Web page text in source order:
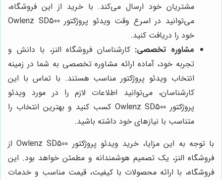
مشتریان خود ارسال می‌کند. با خرید از این فروشگاه،
می‌توانید در اسرع وقت ویدئو پروژکتور Owlenz SD500
خود را دریافت کنید.
مشاوره تخصصی: کارشناسان فروشگاه النز، با دانش و
تجربه خود، آماده ارائه مشاوره تخصصی به شما در زمینه
انتخاب ویدئو پروژکتور مناسب هستند. با تماس با این
کارشناسان، می‌توانید اطلاعات لازم را در مورد ویدئو
پروژکتور Owlenz SD500 کسب کنید و بهترین انتخاب را
متناسب با نیازهای خود داشته باشید.
با توجه به این مزایا، خرید ویدئو پروژکتور Owlenz SD500 از
فروشگاه النز، یک تصمیم هوشمندانه و مطمئن خواهد بود. این
فروشگاه، با ارائه محصولات با کیفیت، قیمت مناسب و خدمات